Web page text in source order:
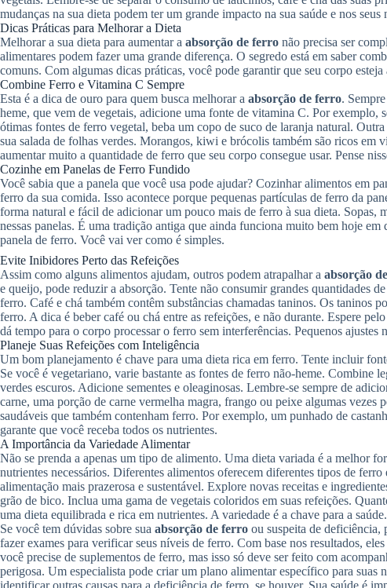
mudanças na sua dieta podem ter um grande impacto na sua saúde e nos seus
Dicas Práticas para Melhorar a Dieta
Melhorar a sua dieta para aumentar a absorção de ferro não precisa ser
alimentares podem fazer uma grande diferença. O segredo está em saber
comuns. Com algumas dicas práticas, você pode garantir que seu corpo
Combine Ferro e Vitamina C Sempre
Esta é a dica de ouro para quem busca melhorar a absorção de ferro.
heme, que vem de vegetais, adicione uma fonte de vitamina C. Por exemplo,
ótimas fontes de ferro vegetal, beba um copo de suco de laranja natural.
sua salada de folhas verdes. Morangos, kiwi e brócolis também são ricos em
aumentar muito a quantidade de ferro que seu corpo consegue usar. Pense
Cozinhe em Panelas de Ferro Fundido
Você sabia que a panela que você usa pode ajudar? Cozinhar alimentos em
ferro da sua comida. Isso acontece porque pequenas partículas de ferro da
forma natural e fácil de adicionar um pouco mais de ferro à sua dieta. Sopas,
nessas panelas. É uma tradição antiga que ainda funciona muito bem hoje
panela de ferro. Você vai ver como é simples.
Evite Inibidores Perto das Refeições
Assim como alguns alimentos ajudam, outros podem atrapalhar a absorção
e queijo, pode reduzir a absorção. Tente não consumir grandes quantidades
ferro. Café e chá também contêm substâncias chamadas taninos. Os taninos
ferro. A dica é beber café ou chá entre as refeições, e não durante. Espere
dá tempo para o corpo processar o ferro sem interferências. Pequenos
Planeje Suas Refeições com Inteligência
Um bom planejamento é chave para uma dieta rica em ferro. Tente incluir
Se você é vegetariano, varie bastante as fontes de ferro não-heme. Combine
verdes escuros. Adicione sementes e oleaginosas. Lembre-se sempre de
carne, uma porção de carne vermelha magra, frango ou peixe algumas vezes
saudáveis que também contenham ferro. Por exemplo, um punhado de
garante que você receba todos os nutrientes.
A Importância da Variedade Alimentar
Não se prenda a apenas um tipo de alimento. Uma dieta variada é a melhor
nutrientes necessários. Diferentes alimentos oferecem diferentes tipos de
alimentação mais prazerosa e sustentável. Explore novas receitas e
grão de bico. Inclua uma gama de vegetais coloridos em suas refeições.
uma dieta equilibrada e rica em nutrientes. A variedade é a chave para a saúde.
Se você tem dúvidas sobre sua absorção de ferro ou suspeita de
fazer exames para verificar seus níveis de ferro. Com base nos resultados,
você precise de suplementos de ferro, mas isso só deve ser feito com
perigosa. Um especialista pode criar um plano alimentar específico para suas